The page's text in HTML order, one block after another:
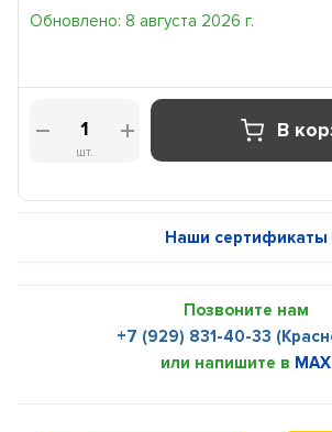
Обновлено: 8 августа 2026 г.
шт.
В
Наши сертификаты
Позвоните нам
+7 (929) 831-40-33
или напишите в MAX